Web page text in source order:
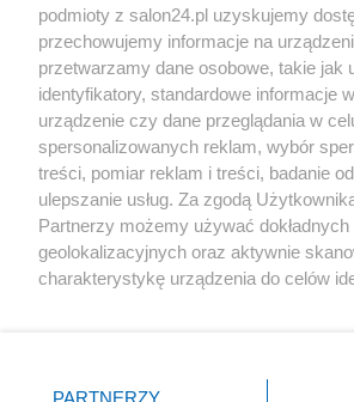
Społeczeństwo
Kultura
X Facebook
podmioty z salon24.pl uzyskujemy
przechowujemy informacje na
przetwarzamy dane osobowe, takie jak
identyfikatory, standardowe informacje
urządzenie czy dane przeglądania w
spersonalizowanych reklam, wybór
treści, pomiar reklam i treści, badanie
ulepszanie usług. Za zgodą
Partnerzy możemy używać
geolokalizacyjnych oraz aktywnie
charakterystykę urządzenia do celów
zmienić/wycofać klikając przycisk
PARTNERZY